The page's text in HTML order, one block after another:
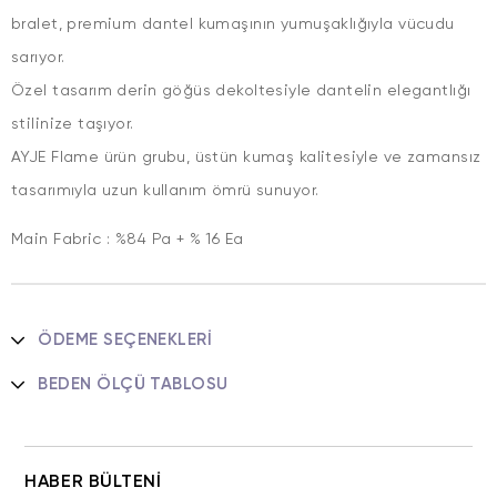
bralet, premium dantel kumaşının yumuşaklığıyla vücudu
sarıyor.
Özel tasarım derin göğüs dekoltesiyle dantelin elegantlığı
stilinize taşıyor.
AYJE Flame ürün grubu, üstün kumaş kalitesiyle ve zamansız
tasarımıyla uzun kullanım ömrü sunuyor.
Main Fabric : %84 Pa + % 16 Ea
ÖDEME SEÇENEKLERI
BEDEN ÖLÇÜ TABLOSU
HABER BÜLTENİ